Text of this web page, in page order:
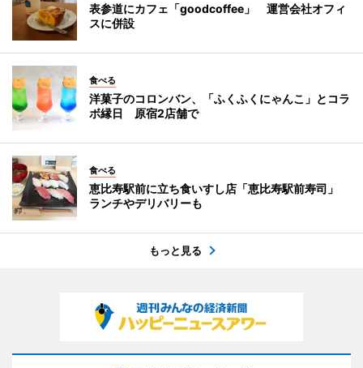
表参道にカフェ「goodcoffee」 運営会社オフィ
スに併設
食べる
洋菓子のコロンバン、「ふくふくにゃんこ」とコラ
ボ縁日 原宿2店舗で
食べる
恵比寿駅前に立ち食いすし店「恵比寿駅前寿司」
ランチやデリバリーも
もっと見る